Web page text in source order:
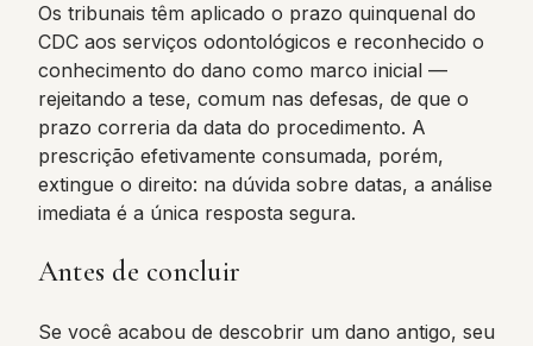
Os tribunais têm aplicado o prazo quinquenal do
CDC aos serviços odontológicos e reconhecido o
conhecimento do dano como marco inicial —
rejeitando a tese, comum nas defesas, de que o
prazo correria da data do procedimento. A
prescrição efetivamente consumada, porém,
extingue o direito: na dúvida sobre datas, a análise
imediata é a única resposta segura.
Antes de concluir
Se você acabou de descobrir um dano antigo, seu